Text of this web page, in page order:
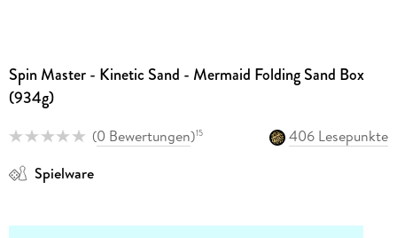
Spin Master - Kinetic Sand - Mermaid Folding Sand Box
(934g)
(0 Bewertungen)15
406 Lesepunkte
Spielware